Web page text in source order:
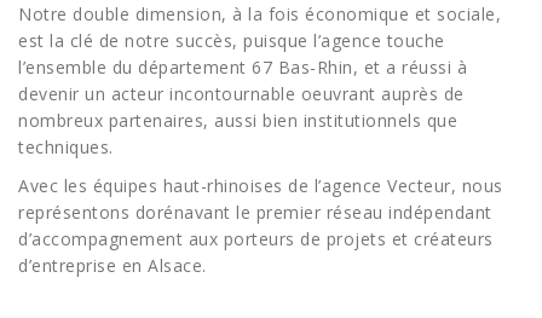
Notre double dimension, à la fois économique et sociale,
est la clé de notre succès, puisque l’agence touche
l’ensemble du département 67 Bas-Rhin, et a réussi à
devenir un acteur incontournable oeuvrant auprès de
nombreux partenaires, aussi bien institutionnels que
techniques.
Avec les équipes haut-rhinoises de l’agence Vecteur, nous
représentons dorénavant le premier réseau indépendant
d’accompagnement aux porteurs de projets et créateurs
d’entreprise en Alsace.